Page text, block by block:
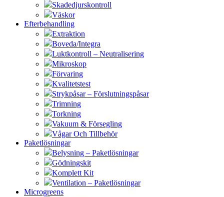
Skadedjurskontroll
Väskor
Efterbehandling
Extraktion
Boveda/Integra
Luktkontroll – Neutralisering
Mikroskop
Förvaring
Kvalitetstest
Strykpåsar – Förslutningspåsar
Trimning
Torkning
Vakuum & Försegling
Vågar Och Tillbehör
Paketlösningar
Belysning – Paketlösningar
Gödningskit
Komplett Kit
Ventilation – Paketlösningar
Microgreens